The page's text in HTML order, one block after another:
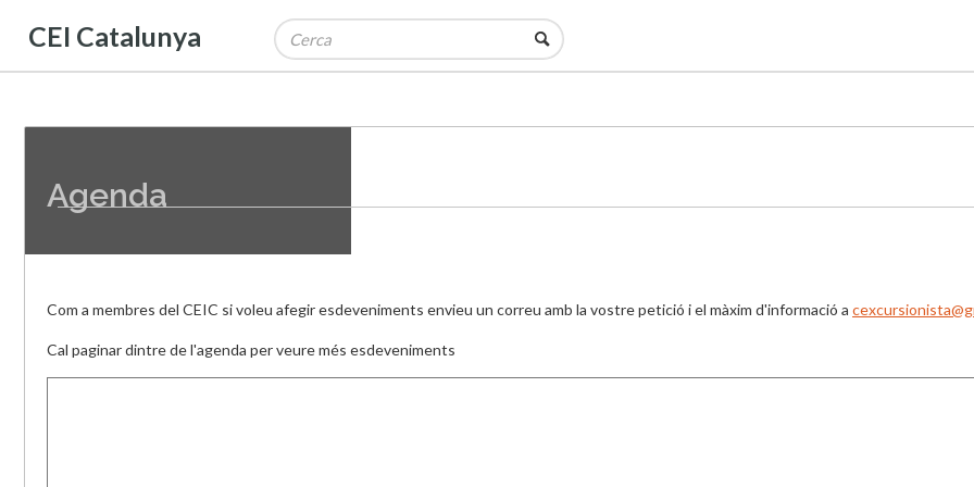
CEI Catalunya
Agenda
Com a membres del CEIC si voleu afegir esdeveniments envieu un correu amb la vostre petició i el màxim d'informació a
Cal paginar dintre de l'agenda per veure més esdeveniments